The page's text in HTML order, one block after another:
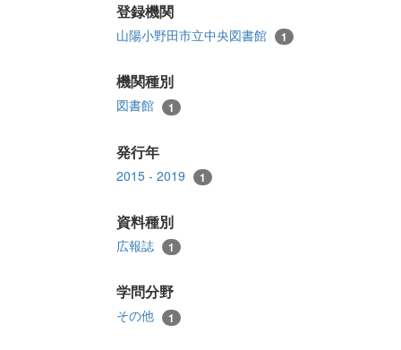
登録機関
山陽小野田市立中央図書館 1
機関種別
図書館 1
発行年
2015 - 2019 1
資料種別
広報誌 1
学問分野
その他 1